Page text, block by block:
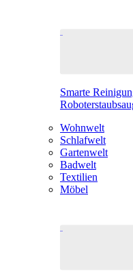
Smarte
Wohnwelt
Schlafwelt
Gartenwelt
Badwelt
Textilien
Möbel